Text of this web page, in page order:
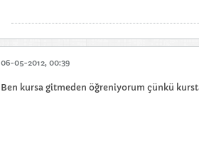
06-05-2012, 00:39
Ben kursa gitmeden öğreniyorum çünkü